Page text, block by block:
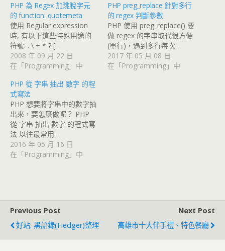
PHP 為 Regex 加跳脫字元
的 function: quotemeta
使用 Regular expression
時, 有以下這些特殊用途的
符號: . \ + * ? […
2008 年 09 月 22 日
在「Programming」中
PHP preg_replace 針對多行
的 regex 判斷參數
PHP 使用 preg_replace() 要
做 regex 的字串取代很方便
(單行)，遇到多行每次…
2017 年 05 月 08 日
在「Programming」中
PHP 從 字串 抽出 數字 的程
式寫法
PHP 想要將字串中的數字抽
出來，要怎麼做呢？ PHP
從 字串 抽出 數字 的程式寫
法 以往最常用…
2016 年 05 月 16 日
在「Programming」中
Previous Post
好站: 黑語錄(Hedger)整理
Next Post
高雄市十大伴手禮、特色餐廳